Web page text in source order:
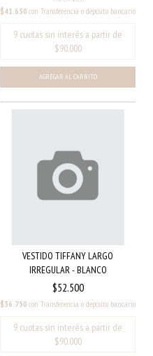
$41.650 con Transferencia o depósito bancario
VESTIDO TIFFANY LARGO
IRREGULAR - BLANCO
$52.500
$36.750 con Transferencia o depósito bancario